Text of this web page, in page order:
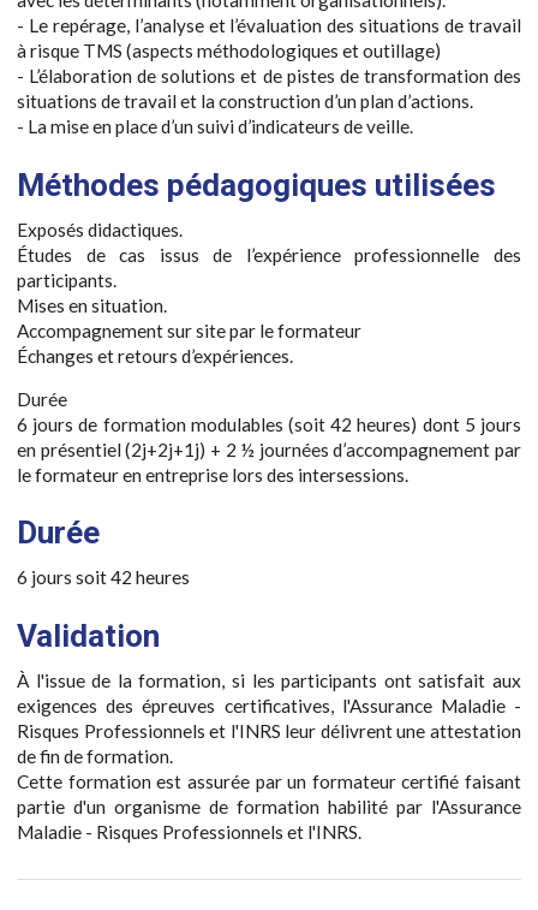
- Le repérage, l’analyse et l’évaluation des situations de travail
à risque TMS (aspects méthodologiques et outillage)
- L’élaboration de solutions et de pistes de transformation des
situations de travail et la construction d’un plan d’actions.
- La mise en place d’un suivi d’indicateurs de veille.
Méthodes pédagogiques utilisées
Exposés didactiques.
Études de cas issus de l’expérience professionnelle des
participants.
Mises en situation.
Accompagnement sur site par le formateur
Échanges et retours d’expériences.
Durée
6 jours de formation modulables (soit 42 heures) dont 5 jours
en présentiel (2j+2j+1j) + 2 ½ journées d’accompagnement par
le formateur en entreprise lors des intersessions.
Durée
6 jours soit 42 heures
Validation
À l'issue de la formation, si les participants ont satisfait aux
exigences des épreuves certificatives, l'Assurance Maladie -
Risques Professionnels et l'INRS leur délivrent une attestation
de fin de formation.
Cette formation est assurée par un formateur certifié faisant
partie d'un organisme de formation habilité par l'Assurance
Maladie - Risques Professionnels et l'INRS.